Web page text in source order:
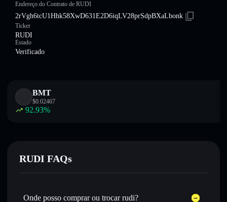
Endereço do Contrato de RUDI
2rVgh6tcU1Hhk58XwD631E2D6iqLV28prSdpBXaLbonk
Ticker
RUDI
Estado
Verificado
BMT
$0.02467
92.93%
RUDI FAQs
Onde posso comprar ou trocar rudi?